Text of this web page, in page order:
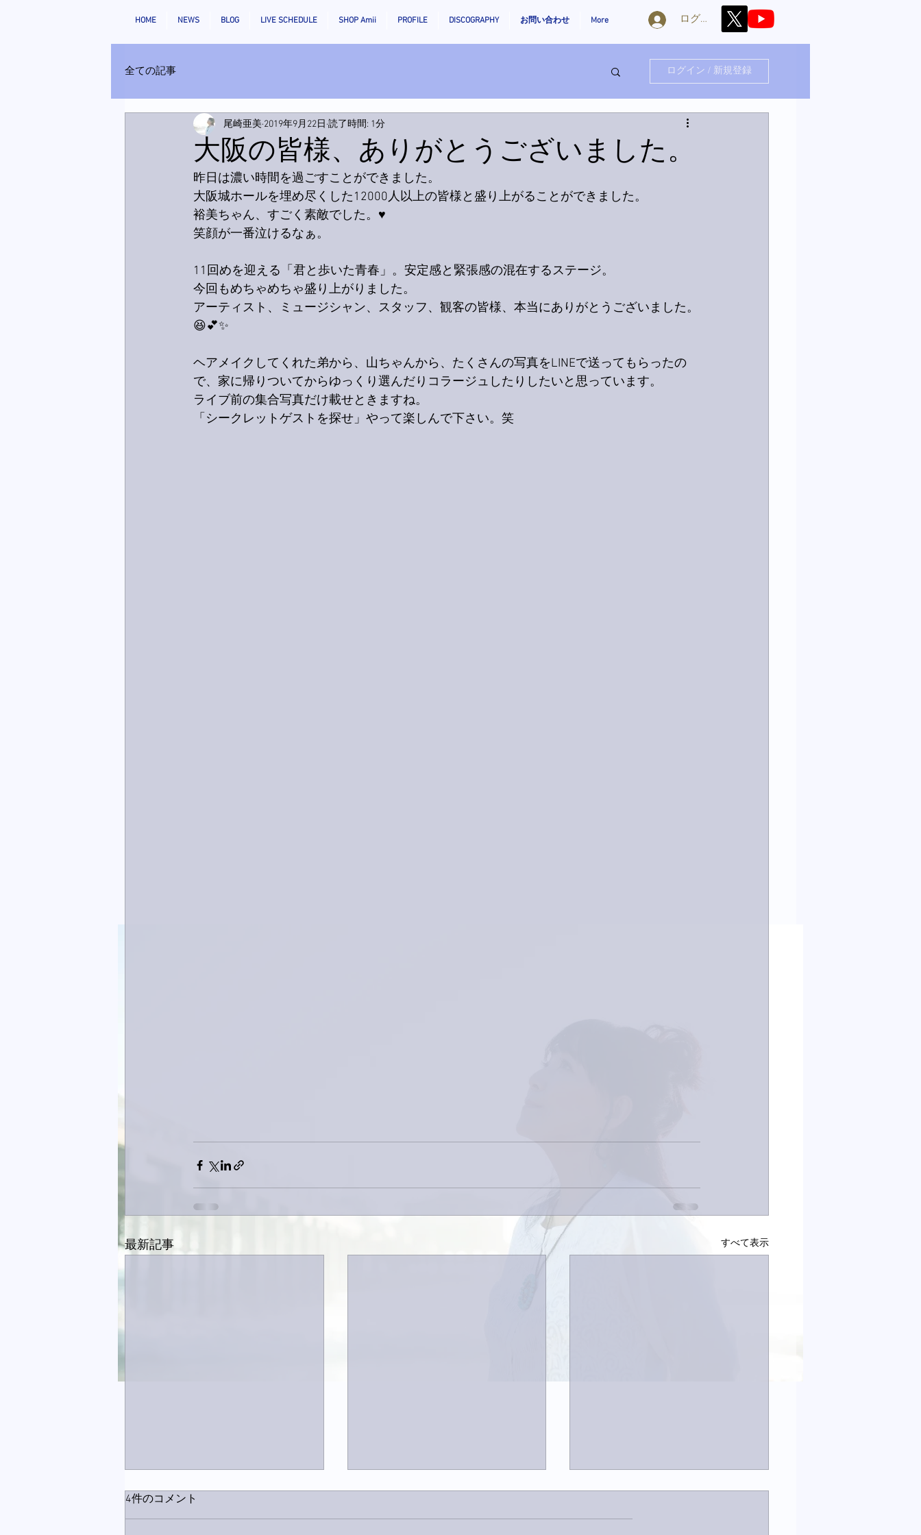
HOME NEWS BLOG LIVE SCHEDULE SHOP Amii PROFILE DISCOGRAPHY お問い合わせ More ログイン
全ての記事 ログイン / 新規登録
大阪の皆様、ありがとうございました。
尾崎亜美 2019年9月22日 読了時間: 1分
昨日は濃い時間を過ごすことができました。
大阪城ホールを埋め尽くした12000人以上の皆様と盛り上がることができました。
裕美ちゃん、すごく素敵でした。♥️
笑顔が一番泣けるなぁ。
11回めを迎える「君と歩いた青春」。安定感と緊張感の混在するステージ。
今回もめちゃめちゃ盛り上がりました。
アーティスト、ミュージシャン、スタッフ、観客の皆様、本当にありがとうございました。
😆💕✨
ヘアメイクしてくれた弟から、山ちゃんから、たくさんの写真をLINEで送ってもらったの
で、家に帰りついてからゆっくり選んだりコラージュしたりしたいと思っています。
ライブ前の集合写真だけ載せときますね。
「シークレットゲストを探せ」やって楽しんで下さい。笑
最新記事 すべて表示
4件のコメント